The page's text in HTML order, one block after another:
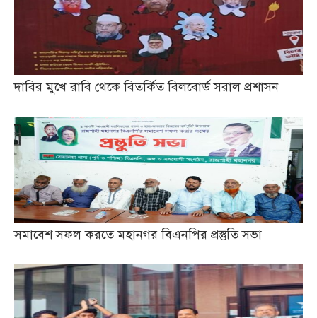
দাবির মুখে রাবি থেকে বিতর্কিত বিলবোর্ড সরাল প্রশাসন
সমাবেশ সফল করতে মহানগর বিএনপির প্রস্তুতি সভা